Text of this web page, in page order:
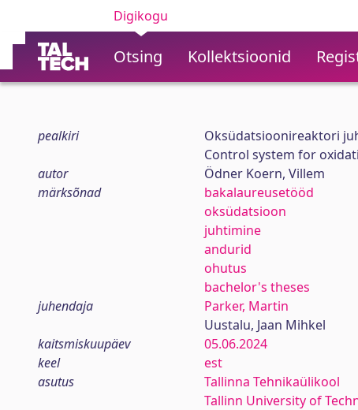
Digikogu
Otsing Kollektsioonid
pealkiri
Oksüdatsioonireaktori
Control system for
autor
Ödner Koern, Villem
märksõnad
bakalaureusetööd
oksüdatsioon
juhtimine
andurid
ohutus
bachelor's theses
juhendaja
Parker, Martin
Uustalu, Jaan Mihkel
kaitsmiskuupäev
05.06.2024
keel
est
asutus
Tallinna Tehnikaülikool
Tallinn University of